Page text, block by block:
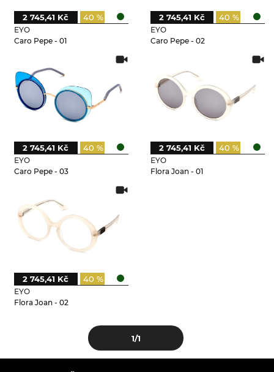
EYO
Caro Pepe - 01
40 %
2 745,41 Kč
EYO
Caro Pepe - 02
40 %
2 745,41 Kč
EYO
Caro Pepe - 03
40 %
2 745,41 Kč
EYO
Flora Joan - 01
40 %
2 745,41 Kč
EYO
Flora Joan - 02
40 %
2 745,41 Kč
1/1